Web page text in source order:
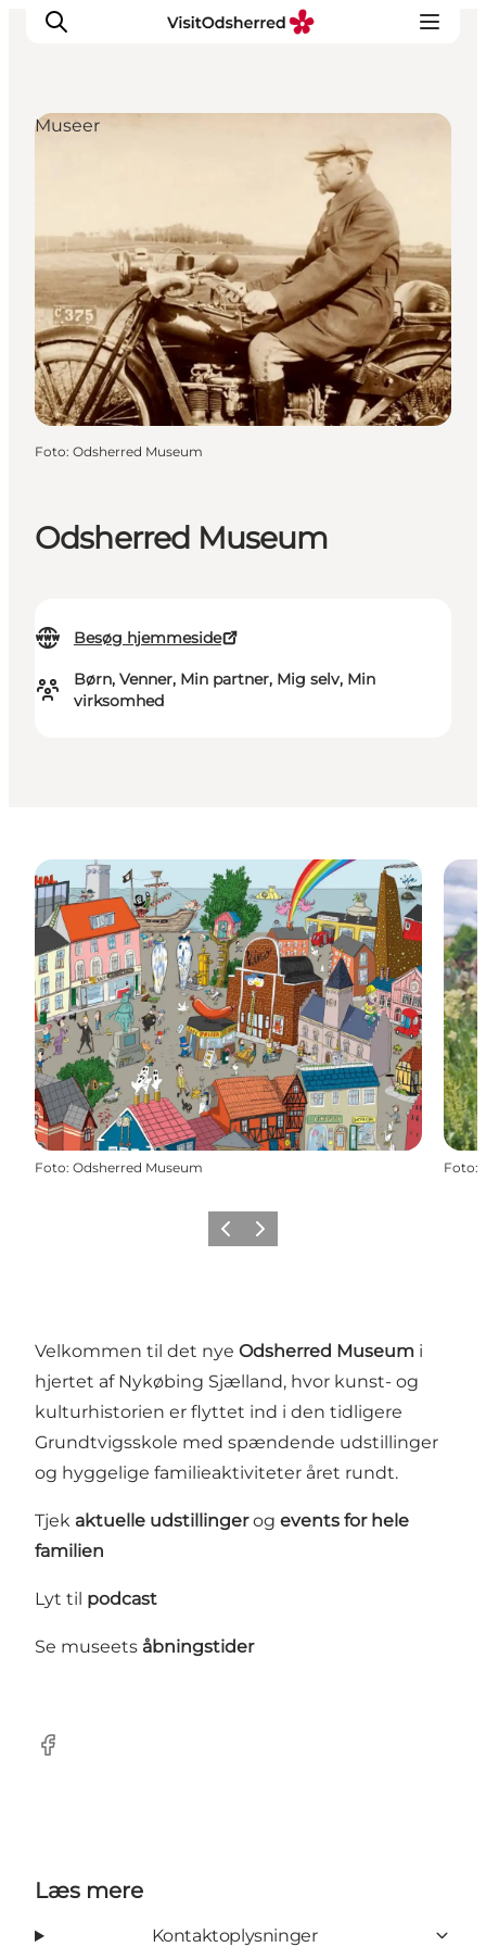
SPIS
OVERNAT
PRAKTISK
NYHEDSBREV
Odsherred Museum
Besøg hjemmeside
Børn, Venner, Min partner, Mig selv, Min
virksomhed
Museer
Foto: Odsherred Museum
Foto: Odsherred Museum Foto:
Forrige billede
Næste billede
Velkommen til det nye Odsherred Museum i
hjertet af Nykøbing Sjælland, hvor kunst- og
kulturhistorien er flyttet ind i den tidligere
Grundtvigsskole med spændende udstillinger
og hyggelige familieaktiviteter året rundt.
Tjek aktuelle udstillingerog events for hele
familien
Lyt til podcast
Se museets åbningstider
Facebook
Læs mere
Kontaktoplysninger